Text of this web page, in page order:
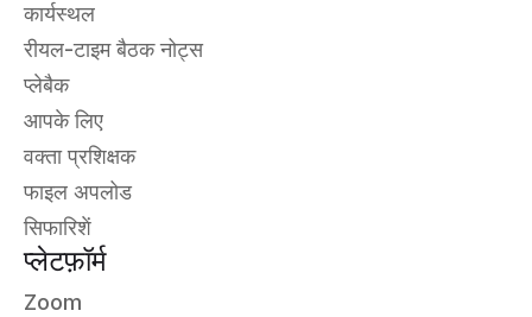
कार्यस्थल
रीयल-टाइम बैठक नोट्स
प्लेबैक
आपके लिए
वक्ता प्रशिक्षक
फाइल अपलोड
सिफारिशें
प्लेटफ़ॉर्म
Zoom